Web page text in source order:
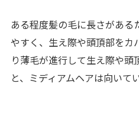
ある程度髪の毛に長さがある
やすく、生え際や頭頂部をカ
り薄毛が進行して生え際や頭
と、ミディアムヘアは向いて